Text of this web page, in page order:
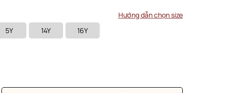
Hướng dẫn chọn size
5Y 14Y
16Y